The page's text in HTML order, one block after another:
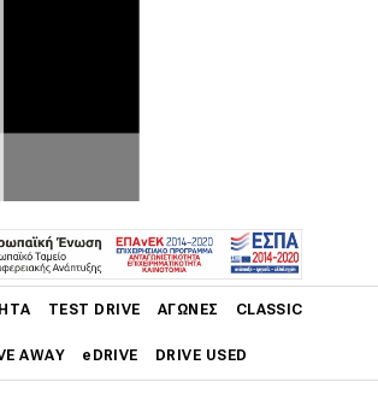
TEST DRIVE ΑΓΏΝΕΣ CLASSIC
AWAY eDRIVE DRIVE USED
X Hybrid4, με το
τη
εξηλεκτρισμού ολόκληρης
μέχρι το 2024.